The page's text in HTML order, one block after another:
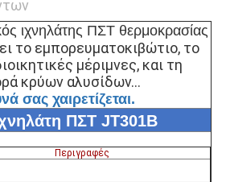
ιχνηλάτης ΠΣΤ θερμοκρασίας
το εμπορευματοκιβώτιο, το
μέριμνες, και τη
κρύων αλυσίδων…
σας χαιρετίζεται.
ΠΣΤ JT301B
Περιγραφές